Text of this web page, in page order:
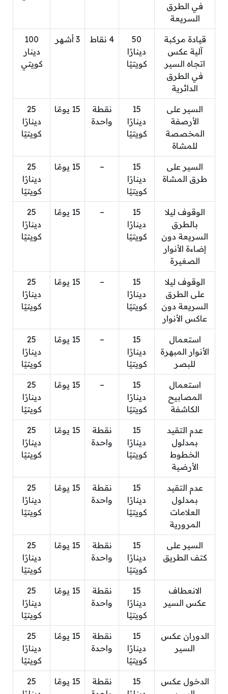
في الطرق
السريعة
قيادة مركبة
آلية عكس
اتجاه السير
في الطرق
الدائرية
50
دينارًا
كويتيًا
4 نقاط 3 أشهر
100
دينار
كويتي
السير على
الأرصفة
المخصصة
للمشاة
15
دينارًا
كويتيًا
نقطة
واحدة
15 يومًا
25
دينارًا
كويتيًا
السير على
طرق المشاة
15
دينارًا
كويتيًا
– 15 يومًا
25
دينارًا
كويتيًا
الوقوف ليلا
بالطرق
السريعة دون
إضاءة الأنوار
الصغيرة
15
دينارًا
كويتيًا
– 15 يومًا
25
دينارًا
كويتيًا
الوقوف ليلا
على الطرق
السريعة دون
عاكس الأنوار
15
دينارًا
كويتيًا
– 15 يومًا
25
دينارًا
كويتيًا
استعمال
الأنوار المبهرة
للبصر
15
دينارًا
كويتيًا
– 15 يومًا
25
دينارًا
كويتيًا
استعمال
المصابيح
الكاشفة
15
دينارًا
كويتيًا
– 15 يومًا
25
دينارًا
كويتيًا
عدم التقيد
بمدلول
الخطوط
الأرضية
15
دينارًا
كويتيًا
نقطة
واحدة
15 يومًا
25
دينارًا
كويتيًا
عدم التقيد
بمدلول
العلامات
المرورية
15
دينارًا
كويتيًا
نقطة
واحدة
15 يومًا
25
دينارًا
كويتيًا
السير على
كتف الطريق
15
دينارًا
كويتيًا
نقطة
واحدة
15 يومًا
25
دينارًا
كويتيًا
الانعطاف
عكس السير
15
دينارًا
كويتيًا
نقطة
واحدة
15 يومًا
25
دينارًا
كويتيًا
الدوران عكس
السير
15
دينارًا
كويتيًا
نقطة
واحدة
15 يومًا
25
دينارًا
كويتيًا
الدخول عكس
15
نقطة
15 يومًا
25